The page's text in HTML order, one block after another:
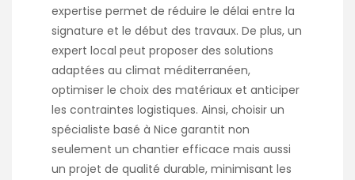
expertise permet de réduire le délai entre la
signature et le début des travaux. De plus, un
expert local peut proposer des solutions
adaptées au climat méditerranéen,
optimiser le choix des matériaux et anticiper
les contraintes logistiques. Ainsi, choisir un
spécialiste basé à Nice garantit non
seulement un chantier efficace mais aussi
un projet de qualité durable, minimisant les